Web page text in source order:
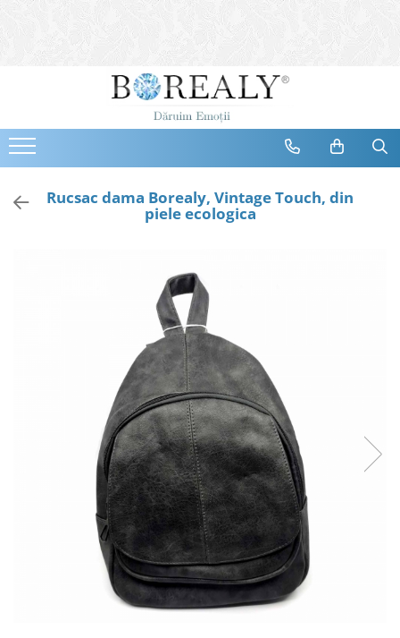
Bijuterii
Cercei
Bratari
Coliere
Cele mai vandute
Cele mai votate
0 Lei - 100 Lei
100 Lei - 200 Lei
200 Lei - 300 Lei
Rucsac dama Borealy, Vintage Touch, din
piele ecologica